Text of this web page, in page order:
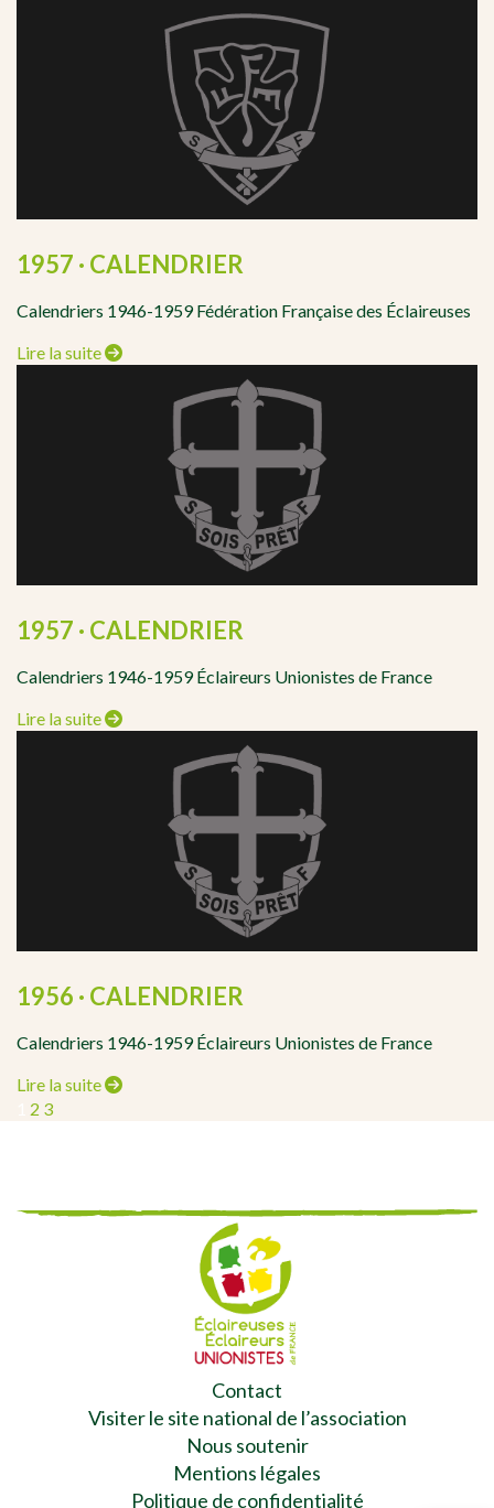
1957 · CALENDRIER
Calendriers 1946-1959 Fédération Française des Éclaireuses
Lire la suite
1957 · CALENDRIER
Calendriers 1946-1959 Éclaireurs Unionistes de France
Lire la suite
1956 · CALENDRIER
Calendriers 1946-1959 Éclaireurs Unionistes de France
Lire la suite
NAVIGATION
Page
Page
2 Page
3Page
Contact
Visiter le site national de l’association
Nous soutenir
Mentions légales
Politique de confidentialité